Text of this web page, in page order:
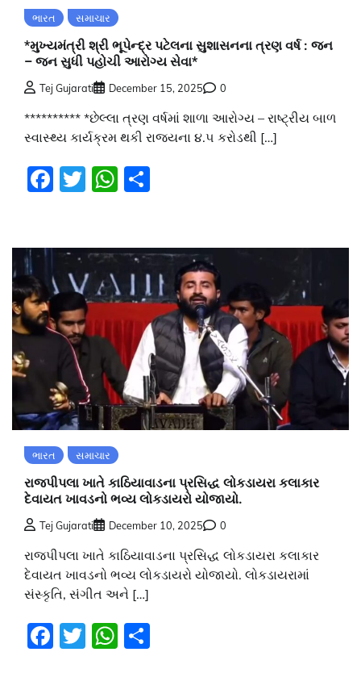
ભારત સમાચાર
*મુખ્યમંત્રી શ્રી ભૂપેન્દ્ર પટેલના સુશાસનના ત્રણ વર્ષ : જન
– જન સુધી પહોચી આરોગ્ય સેવા*
Tej Gujarati December 15, 2025 0
********** *છેલ્લા ત્રણ વર્ષમાં શાળા આરોગ્ય – રાષ્ટ્રીય બાળ
સ્વાસ્થ્ય કાર્યક્રમ થકી રાજ્યના ૪.૫ કરોડથી […]
Facebook
TwitterWhatsApp
ભારત સમાચાર
રાજપીપલા ખાતે કાઠિયાવાડના પ્રસિદ્ધ લોકડાયરા કલાકાર
દેવાયત ખાવડનો ભવ્ય લોકડાયરો યોજાયો.
Tej Gujarati December 10, 2025 0
રાજપીપલા ખાતે કાઠિયાવાડના પ્રસિદ્ધ લોકડાયરા કલાકાર
દેવાયત ખાવડનો ભવ્ય લોકડાયરો યોજાયો. લોકડાયરામાં
સંસ્કૃતિ, સંગીત અને […]
Facebook
TwitterWhatsApp